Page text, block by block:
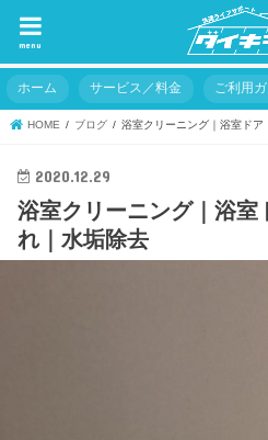
menu
ホーム サービス／料金 ご利用
HOME ブログ 浴室クリーニング｜浴室ド
2020.12.29
浴室クリーニング｜浴室
れ｜水垢除去